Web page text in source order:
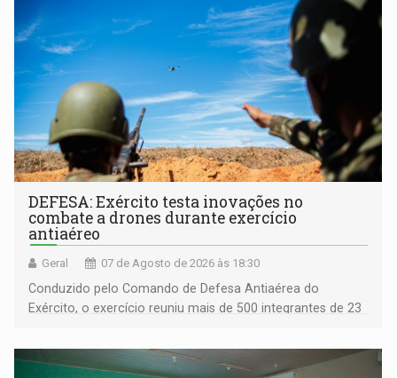
DEFESA: Exército testa inovações no
combate a drones durante exercício
antiaéreo
Geral 07 de Agosto de 2026 às 18:30
Conduzido pelo Comando de Defesa Antiaérea do
Exército, o exercício reuniu mais de 500 integrantes de 23